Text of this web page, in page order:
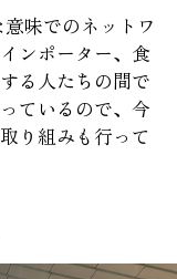
味でのネットワ
ンポーター、食
る人たちの間で
ているので、今
り組みも行って